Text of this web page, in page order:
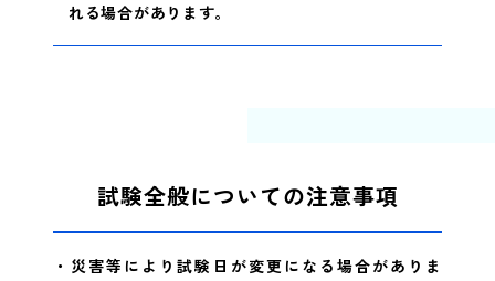
れる場合があります。
試験全般についての注意事項
・災害等により試験日が変更になる場合がありま